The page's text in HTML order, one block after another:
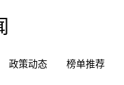
政策动态
榜单推荐